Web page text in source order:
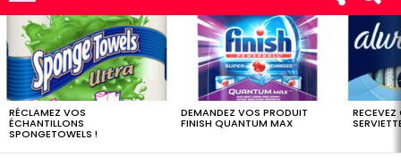
LES
DERNIERS
ÉCHANTILLONS
RÉCLAMEZ VOS
ÉCHANTILLONS
SPONGETOWELS !
DEMANDEZ VOS PRODUIT
FINISH QUANTUM MAX